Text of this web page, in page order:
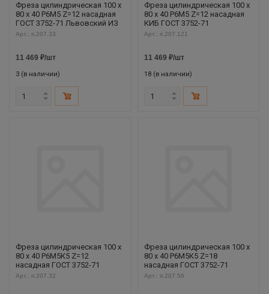
Фреза цилиндрическая 100 х
80 х 40 Р6М5 Z=12 насадная
ГОСТ 3752-71 Львовский ИЗ
Арт.: ri.207.33
11 469 ₽/шт
3 (в наличии)
Фреза цилиндрическая 100 х
80 х 40 Р6М5 Z=12 насадная
КИБ ГОСТ 3752-71
Арт.: ri.207.121
11 469 ₽/шт
18 (в наличии)
Фреза цилиндрическая 100 х
80 х 40 Р6М5К5 Z=12
насадная ГОСТ 3752-71
Арт.: ri.207.32
Фреза цилиндрическая 100 х
80 х 40 Р6М5К5 Z=18
насадная ГОСТ 3752-71
Арт.: ri.207.56